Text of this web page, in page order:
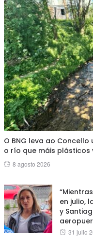
O BNG leva ao
o río que máis plásticos
Posted
8 agosto 2026
en julio,
y
Posted
31 julio